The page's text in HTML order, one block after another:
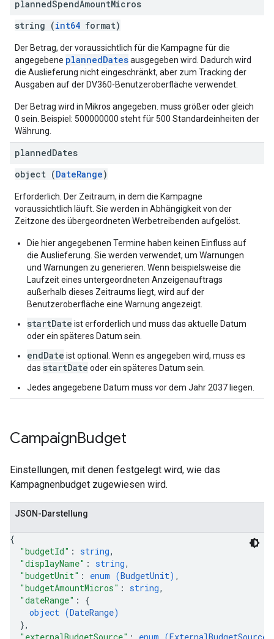
plannedSpendAmountMicros
string (int64 format)
Der Betrag, der voraussichtlich für die Kampagne für die
angegebene plannedDatesausgegeben wird. Dadurch wird
die Auslieferung nicht eingeschränkt, aber zum Tracking der
Ausgaben auf der DV360-Benutzeroberfläche verwendet.
Der Betrag wird in Mikros angegeben. muss größer oder gleich
0 sein. Beispiel: 500000000 steht für 500 Standardeinheiten der
Währung.
plannedDates
object (DateRange)
Erforderlich. Der Zeitraum, in dem die Kampagne
voraussichtlich läuft. Sie werden in Abhängigkeit von der
Zeitzone des übergeordneten Werbetreibenden aufgelöst.
Die hier angegebenen Termine haben keinen Einfluss auf
die Auslieferung. Sie werden verwendet, um Warnungen
und Warnungen zu generieren. Wenn beispielsweise die
Laufzeit eines untergeordneten Anzeigenauftrags
außerhalb dieses Zeitraums liegt, wird auf der
Benutzeroberfläche eine Warnung angezeigt.
startDate ist erforderlich und muss das aktuelle Datum
oder ein späteres Datum sein.
endDate ist optional. Wenn es angegeben wird, muss es
das startDate oder ein späteres Datum sein.
Jedes angegebene Datum muss vor dem Jahr 2037 liegen.
CampaignBudget
Einstellungen, mit denen festgelegt wird, wie das
Kampagnenbudget zugewiesen wird.
JSON-Darstellung
{
"budgetId" : string,
"displayName" : string,
"budgetUnit" : enum (BudgetUnit) ,
"budgetAmountMicros" : string,
"dateRange" : {
object (DateRange)
},